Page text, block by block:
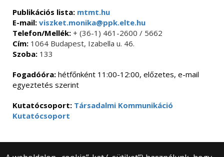
Publikációs lista: mtmt.hu
E-mail: viszket.monika@ppk.elte.hu
Telefon/Mellék: + (36-1) 461-2600 / 5662
Cím: 1064 Budapest, Izabella u. 46.
Szoba: 133
Fogadóóra: hétfőnként 11:00-12:00, előzetes, e-mail
egyeztetés szerint
Kutatócsoport: Társadalmi Kommunikáció
Kutatócsoport